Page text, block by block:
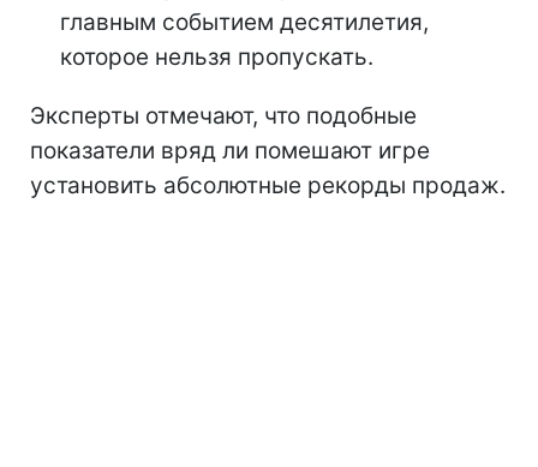
главным событием десятилетия,
которое нельзя пропускать.
Эксперты отмечают, что подобные
показатели вряд ли помешают игре
установить абсолютные рекорды продаж.